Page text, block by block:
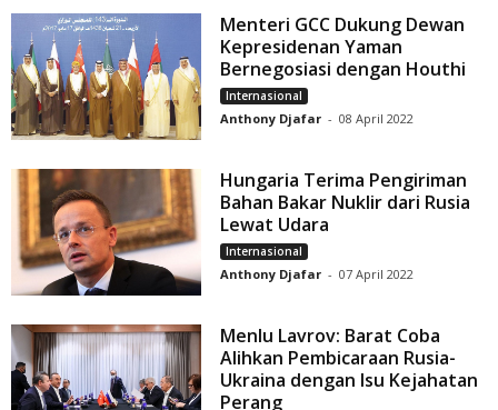
Menteri GCC Dukung Dewan
Kepresidenan Yaman
Bernegosiasi dengan Houthi
Internasional
Anthony Djafar - 08 April 2022
Hungaria Terima Pengiriman
Bahan Bakar Nuklir dari Rusia
Lewat Udara
Internasional
Anthony Djafar - 07 April 2022
Menlu Lavrov: Barat Coba
Alihkan Pembicaraan Rusia-
Ukraina dengan Isu Kejahatan
Perang